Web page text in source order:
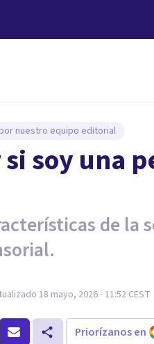
por nuestro equipo editorial
si soy una
de la
18 mayo, 2026 - 11:52 CEST
Priorízanos en